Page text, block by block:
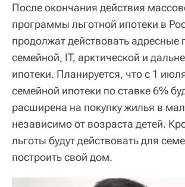
После окончания действия
программы льготной ипотеки в
продолжат действовать
семейной, IT, арктической и
ипотеки. Планируется, что с 1
семейной ипотеки по ставке 6%
расширена на покупку жилья в
независимо от возраста детей.
льготы будут действовать для
построить свой дом.